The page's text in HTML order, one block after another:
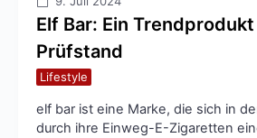
Elf Bar: Ein
Prüfstand
Lifestyle
elf bar ist eine Marke, die sich in
durch ihre Einweg-E-Zigaretten